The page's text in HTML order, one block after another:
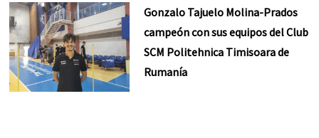
Gonzalo Tajuelo Molina-Prados
campeón con sus equipos del Club
SCM Politehnica Timisoara de
Rumanía